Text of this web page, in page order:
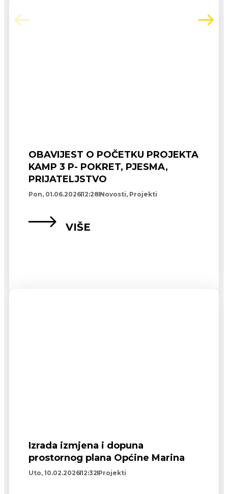
OBAVIJEST O POČETKU PROJEKTA
KAMP 3 P- POKRET, PJESMA,
PRIJATELJSTVO
Pon, 01.06.202612:28 Novosti, Projekti
VIŠE
Izrada izmjena i dopuna
prostornog plana Općine Marina
Uto, 10.02.202612:32 Projekti